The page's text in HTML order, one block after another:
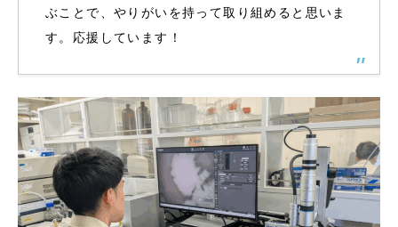
ぶことで、やりがいを持って取り組めると思いま
す。応援しています！